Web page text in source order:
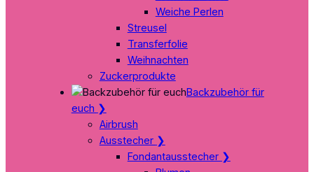
Weiche Perlen
Streusel
Transferfolie
Weihnachten
Zuckerprodukte
Backzubehör für
euch ❯
Airbrush
Ausstecher ❯
Fondantausstecher ❯